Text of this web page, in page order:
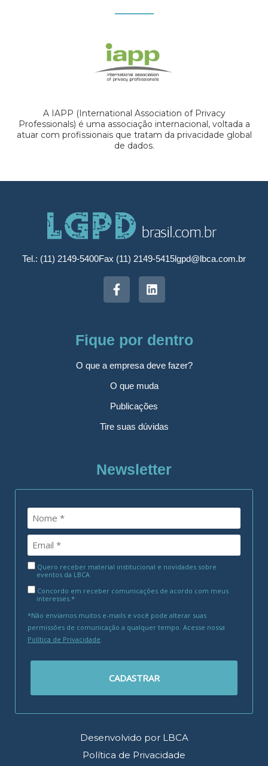
A IAPP (International Association of Privacy
Professionals) é uma associação internacional, voltada a
atuar com profissionais que tratam da privacidade global
de dados.
Tel.: (11) 2149-5400Fax (11) 2149-5415lgpd@lbca.com.br
Fique por dentro
O que a empresa deve fazer?
O que muda
Publicações
Tire suas dúvidas
Newsletter
Quero receber material institucional e novidades sobre
eventos da LBCA
Concordo em receber comunicações de acordo com meus
interesses.*
*Não enviamos muitos e-mails e você pode alterar suas
permissões de comunicação a qualquer tempo. Acesse nossa
Política de Privacidade.
CADASTRAR
Desenvolvido por LBCA
Política de Privacidade